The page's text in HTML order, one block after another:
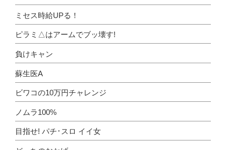
ミセス時給UPる！
ピラミ△はアームでブッ壊す!
負けキャン
蘇生医A
ビワコの10万円チャレンジ
ノムラ100%
目指せ! パチ･スロ イイ女